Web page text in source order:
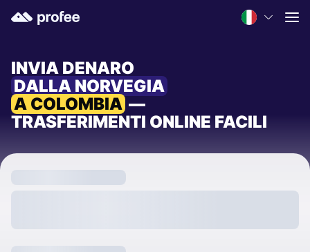
INVIA DENARO
DALLA NORVEGIA
A COLOMBIA —
TRASFERIMENTI ONLINE FACILI